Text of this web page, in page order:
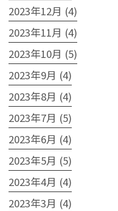
2023年12月 (4)
2023年11月 (4)
2023年10月 (5)
2023年9月 (4)
2023年8月 (4)
2023年7月 (5)
2023年6月 (4)
2023年5月 (5)
2023年4月 (4)
2023年3月 (4)